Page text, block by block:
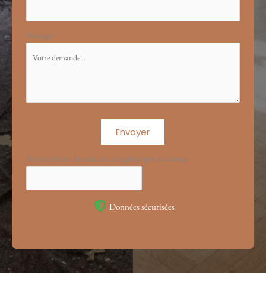
Message *
Envoyer
Si vous êtes un humain, ne remplissez pas ce champ.
Données sécurisées